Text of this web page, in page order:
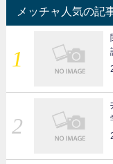
メッチャ人気の記